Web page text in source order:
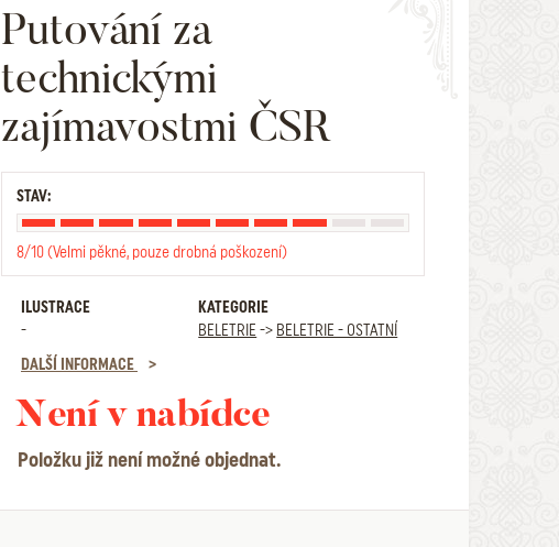
Putování za
technickými
zajímavostmi ČSR
STAV:
8/10 (Velmi pěkné, pouze drobná poškození)
ILUSTRACE
-
KATEGORIE
BELETRIE -> BELETRIE - OSTATNÍ
DALŠÍ INFORMACE
Není v nabídce
Položku již není možné objednat.